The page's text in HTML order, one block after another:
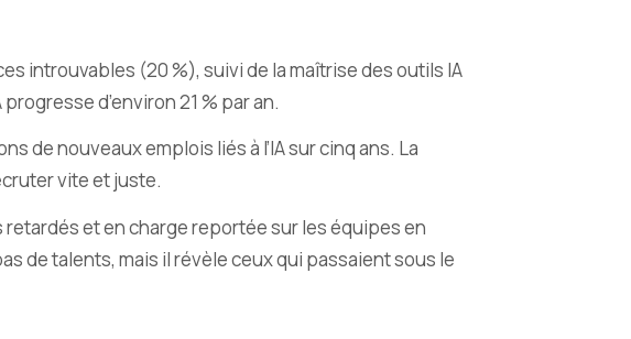
introuvables (20 %), suivi de la maîtrise des outils IA
d’environ 21 % par an.
de nouveaux emplois liés à l’IA sur cinq ans. La
vite et juste.
et en charge reportée sur les équipes en
de talents, mais il révèle ceux qui passaient sous le